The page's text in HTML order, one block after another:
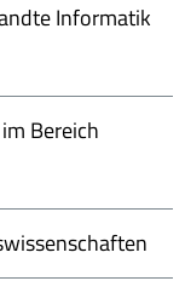
Informatik
Bereich